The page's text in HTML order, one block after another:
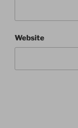
Website